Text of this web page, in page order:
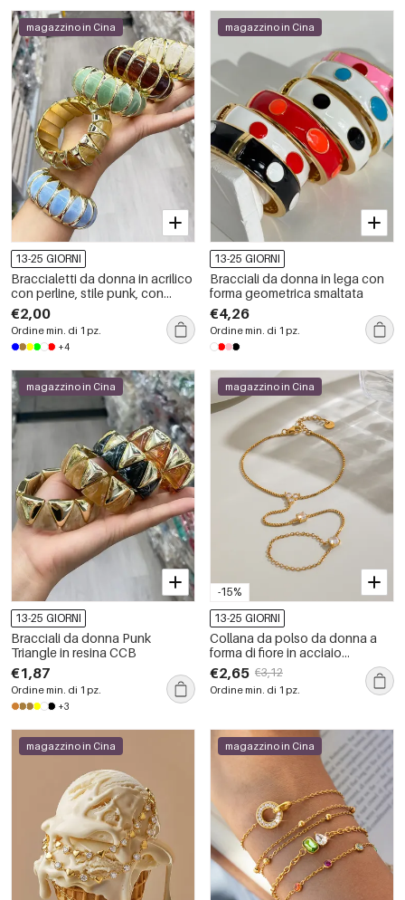
magazzino in Cina
13-25 GIORNI
Braccialetti da donna in acrilico
con perline, stile punk, con
forme geometriche e sfumature
di colore.
€2,00
Ordine min. di 1 pz.
+4
magazzino in Cina
13-25 GIORNI
Bracciali da donna in lega con
forma geometrica smaltata
€4,26
Ordine min. di 1 pz.
magazzino in Cina
13-25 GIORNI
Bracciali da donna Punk
Triangle in resina CCB
€1,87
Ordine min. di 1 pz.
+3
-15%
magazzino in Cina
13-25 GIORNI
Collana da polso da donna a
forma di fiore in acciaio
inossidabile, impermeabile,
color oro, con zirconi.
€2,65 €3,12
Ordine min. di 1 pz.
magazzino in Cina magazzino in Cina